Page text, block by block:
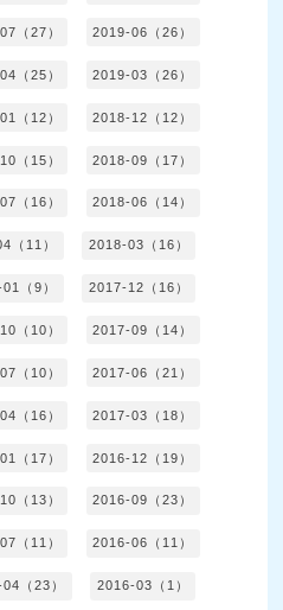
（27） 2019-06（26）
（25） 2019-03（26）
（12） 2018-12（12）
（15） 2018-09（17）
（16） 2018-06（14）
（11） 2018-03（16）
（9） 2017-12（16）
（10） 2017-09（14）
（10） 2017-06（21）
（16） 2017-03（18）
（17） 2016-12（19）
（13） 2016-09（23）
（11） 2016-06（11）
（23） 2016-03（1）